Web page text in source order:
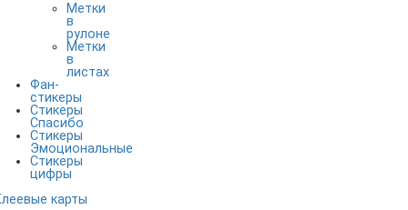
Метки
в
рулоне
Метки
в
листах
Фан-
стикеры
Стикеры
Спасибо
Стикеры
Эмоциональные
Стикеры
цифры
карты